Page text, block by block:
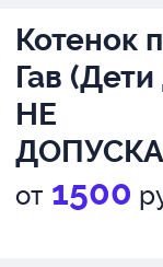
Котенок
Гав
НЕ
от 1500